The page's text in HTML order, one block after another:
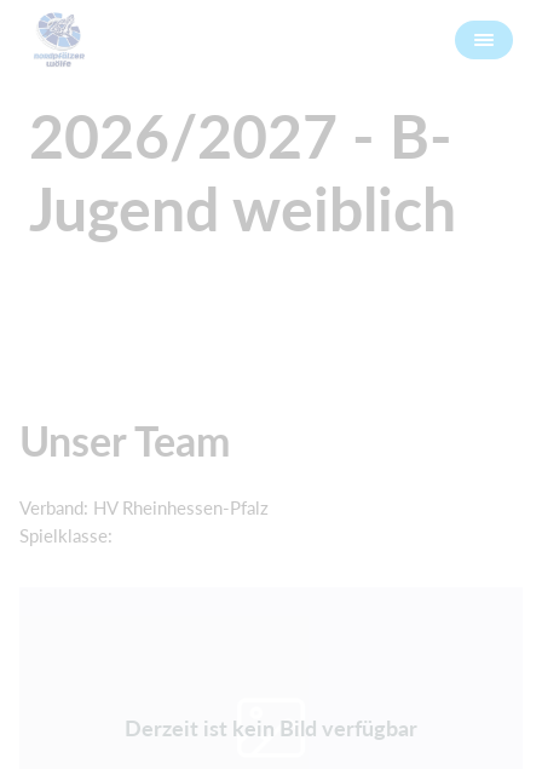
2026/2027 - B-
Jugend weiblich
Unser Team
Verband: HV Rheinhessen-Pfalz
Spielklasse:
Derzeit ist kein Bild verfügbar